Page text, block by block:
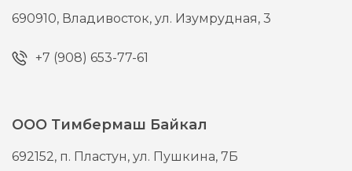
690910, Владивосток,ул. Изумрудная, 3
+7 (908) 653-77-61
ООО Тимбермаш Байкал
692152, п. Пластун,ул. Пушкина, 7Б